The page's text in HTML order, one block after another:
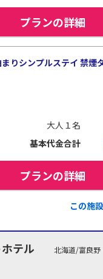
プランの詳細
まりシンプルステイ 禁煙
大人１名
基本代金合計
プランの詳細
この施
テル
北海道/富良野